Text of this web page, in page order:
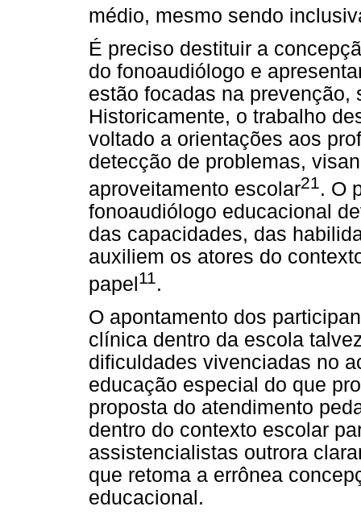
médio, mesmo sendo
É preciso destituir a
do fonoaudiólogo e
estão focadas na
Historicamente, o trabalho
voltado a orientações aos
detecção de problemas,
aproveitamento escolar21. O
fonoaudiólogo educacional
das capacidades, das
auxiliem os atores do
papel 11.
O apontamento dos
clínica dentro da escola
dificuldades vivenciadas no
educação especial do que
proposta do atendimento
dentro do contexto escolar
assistencialistas outrora
que retoma a errônea
educacional.